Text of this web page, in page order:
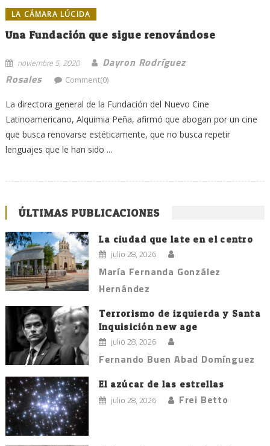
LA CÁMARA LÚCIDA
Una Fundación que sigue renovándose
noviembre 5, 2020
Dayron Rodríguez
Rosales
Comment(0)
La directora general de la Fundación del Nuevo Cine
Latinoamericano, Alquimia Peña, afirmó que abogan por un cine
que busca renovarse estéticamente, que no busca repetir
lenguajes que le han sido ...
ÚLTIMAS PUBLICACIONES
La ciudad que late en el centro
julio 28, 2026
María Fernanda González
Hernández
Terrorismo de izquierda y Santa
Inquisición new age
julio 28, 2026
Fernando Buen Abad Domínguez
El azúcar de las estrellas
julio 28, 2026 Frei Betto